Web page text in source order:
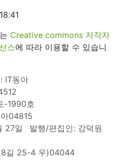
Creative commons 저작자
스에 따라 이용할 수 있습니
IT동아
-1990호
04815
27일
발행/편집인: 강덕원
8길 25-4 우)04044